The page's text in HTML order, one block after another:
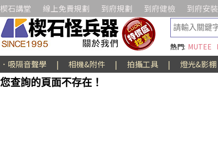
楔石講堂 線上免費規劃 到府規劃 到府健檢 到府安裝
熱門: MUTEE
．吸隔音聲學 | 相機&附件 | 拍攝工具 |
燈光&影棚
您查詢的頁面不存在！